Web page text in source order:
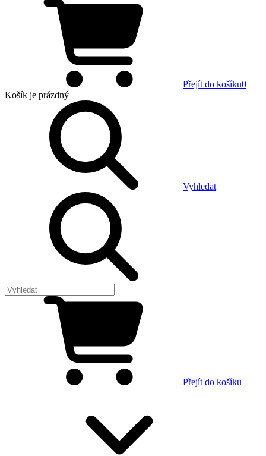
Přejít do košíku0
Košík je prázdný
Vyhledat
Přejít do košíku